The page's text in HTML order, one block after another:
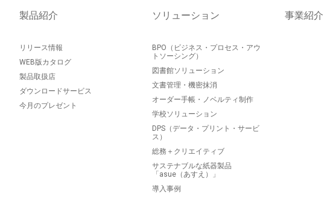
製品紹介
リリース情報
WEB版カタログ
製品取扱店
ダウンロードサービス
今月のプレゼント
ソリューション
BPO（ビジネス・プロセス・アウ
トソーシング）
図書館ソリューション
文書管理・機密抹消
オーダー手帳・ノベルティ制作
学校ソリューション
DPS（データ・プリント・サービ
ス）
総務＋クリエイティブ
サステナブルな紙器製品
「asue（あすえ）」
導入事例
事業紹介